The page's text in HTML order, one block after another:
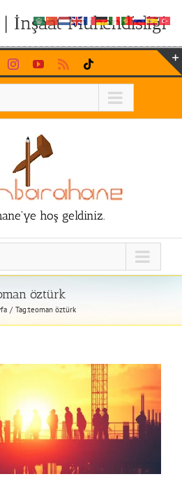
İnşaat Mühendisliği
InstagramYouTubeRss
hoş geldiniz.
öztürk
Tag:teoman öztürk